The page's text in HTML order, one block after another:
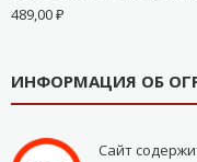
489,00₽
ИНФОРМАЦИЯ ОБ
Сайт